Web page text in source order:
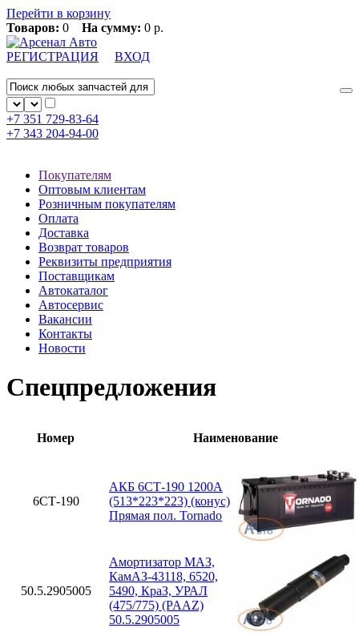
Перейти в корзину
Товаров: 0 На сумму: 0 р.
РЕГИСТРАЦИЯ ВХОД
+7 351 729-83-64
+7 343 204-94-00
Покупателям
Оптовым клиентам
Розничным покупателям
Оплата
Доставка
Возврат товаров
Реквизиты предприятия
Поставщикам
Автокаталог
Автосервис
Вакансии
Контакты
Новости
Спецпредложения
Номер Наименование
6СТ-190
АКБ 6СТ-190 1200А
(513*223*223) (конус)
Прямая пол. Tornado
50.5.2905005
Амортизатор МАЗ,
КамАЗ-43118, 6520,
5490, КраЗ, УРАЛ
(475/775) (PAAZ)
50.5.2905005